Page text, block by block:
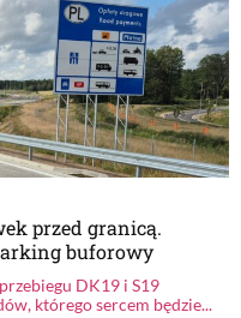
przed granicą.
buforowy
DK19 i S19
którego sercem będzie...